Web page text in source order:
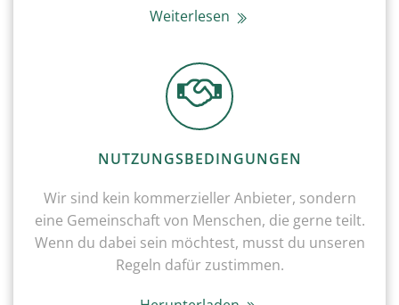
Weiterlesen
NUTZUNGSBEDINGUNGEN
Wir sind kein kommerzieller Anbieter, sondern
eine Gemeinschaft von Menschen, die gerne teilt.
Wenn du dabei sein möchtest, musst du unseren
Regeln dafür zustimmen.